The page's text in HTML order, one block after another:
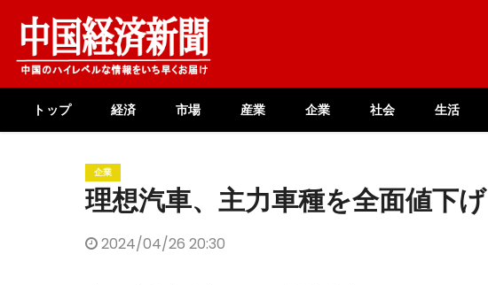
content
トップ 経済 市場 産業 企業 社会 生活
企業
理想汽車、主力車種を全面値下げ
2024/04/26 20:30